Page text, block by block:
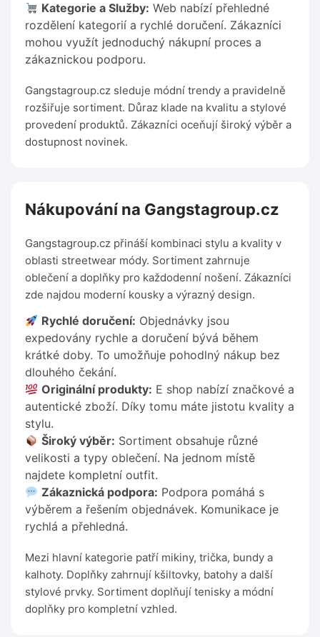
Kategorie a Služby: Web nabízí přehledné
rozdělení kategorií a rychlé doručení. Zákazníci
mohou využít jednoduchý nákupní proces a
zákaznickou podporu.
Gangstagroup.cz sleduje módní trendy a pravidelně
rozšiřuje sortiment. Důraz klade na kvalitu a stylové
provedení produktů. Zákazníci oceňují široký výběr a
dostupnost novinek.
Nákupování na Gangstagroup.cz
Gangstagroup.cz přináší kombinaci stylu a kvality v
oblasti streetwear módy. Sortiment zahrnuje
oblečení a doplňky pro každodenní nošení. Zákazníci
zde najdou moderní kousky a výrazný design.
Rychlé doručení: Objednávky jsou
expedovány rychle a doručení bývá během
krátké doby. To umožňuje pohodlný nákup bez
dlouhého čekání.
Originální produkty: E shop nabízí značkové a
autentické zboží. Díky tomu máte jistotu kvality a
stylu.
Široký výběr: Sortiment obsahuje různé
velikosti a typy oblečení. Na jednom místě
najdete kompletní outfit.
Zákaznická podpora: Podpora pomáhá s
výběrem a řešením objednávek. Komunikace je
rychlá a přehledná.
Mezi hlavní kategorie patří mikiny, trička, bundy a
kalhoty. Doplňky zahrnují kšiltovky, batohy a další
stylové prvky. Sortiment doplňují tenisky a módní
doplňky pro kompletní vzhled.